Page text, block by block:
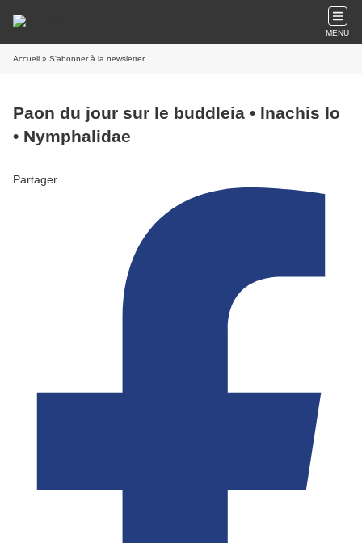
MENU
Accueil » S'abonner à la newsletter
Paon du jour sur le buddleia • Inachis Io
• Nymphalidae
Partager